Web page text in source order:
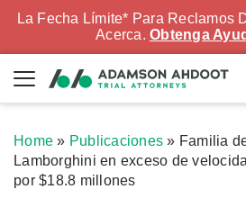
La Fecha Límite* Para Reclamos
Acerca. Obtenga
Home » Publicaciones » Familia
Lamborghini en exceso de
por $18.8 millones